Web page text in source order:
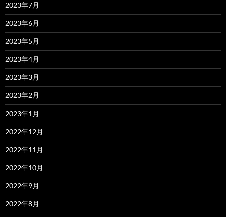
2023年7月
2023年6月
2023年5月
2023年4月
2023年3月
2023年2月
2023年1月
2022年12月
2022年11月
2022年10月
2022年9月
2022年8月